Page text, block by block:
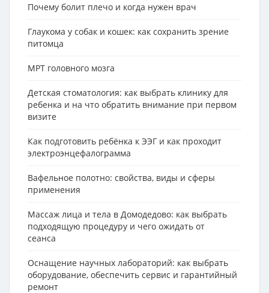
Почему болит плечо и когда нужен врач
Глаукома у собак и кошек: как сохранить зрение
питомца
МРТ головного мозга
Детская стоматология: как выбрать клинику для
ребенка и на что обратить внимание при первом
визите
Как подготовить ребёнка к ЭЭГ и как проходит
электроэнцефалограмма
Вафельное полотно: свойства, виды и сферы
применения
Массаж лица и тела в Домодедово: как выбрать
подходящую процедуру и чего ожидать от
сеанса
Оснащение научных лабораторий: как выбрать
оборудование, обеспечить сервис и гарантийный
ремонт